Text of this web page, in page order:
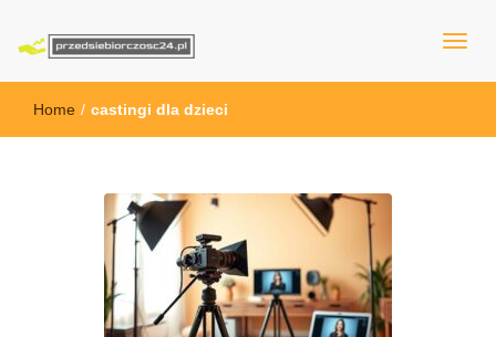
przedsiebiorczosc24.pl
Home / castingi dla dzieci